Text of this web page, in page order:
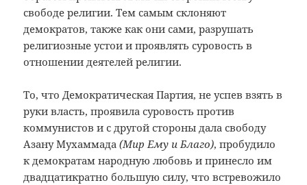
свободе религии. Тем самым склоняют
демократов, также как они сами, разрушать
религиозные устои и проявлять суровость в
отношении деятелей религии.
То, что Демократическая Партия, не успев взять в
руки власть, проявила суровость против
коммунистов и с другой стороны дала свободу
Азану Мухаммада(Мир Ему и Благо), пробудило
к демократам народную любовь и принесло им
двадцатикратно большую силу, что встревожило